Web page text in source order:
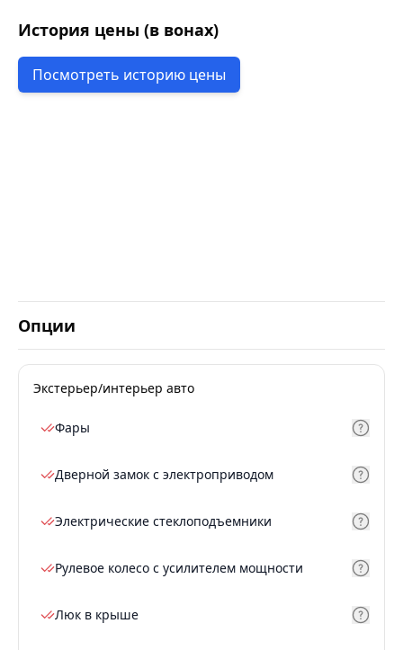
История цены (в вонах)
Посмотреть историю цены
Опции
Экстерьер/интерьер авто
Фары
Дверной замок с электроприводом
Электрические стеклоподъемники
Рулевое колесо с усилителем мощности
Люк в крыше